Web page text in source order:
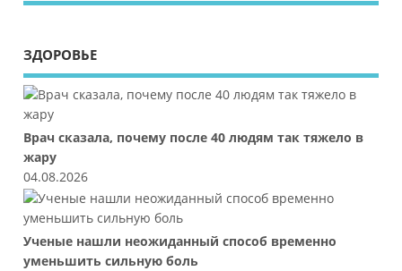
ЗДОРОВЬЕ
Врач сказала, почему после 40 людям так тяжело в
жару
04.08.2026
Ученые нашли неожиданный способ временно
уменьшить сильную боль